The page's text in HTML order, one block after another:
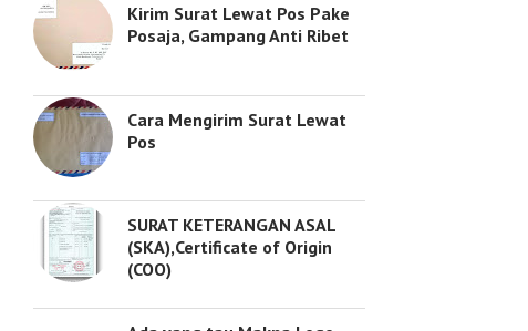
Kirim Surat Lewat Pos Pake
Posaja, Gampang Anti Ribet
Cara Mengirim Surat Lewat
Pos
SURAT KETERANGAN ASAL
(SKA),Certificate of Origin
(COO)